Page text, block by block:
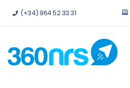
Pruébalo gratis sin compromiso.
(+34) 964 52 33 31